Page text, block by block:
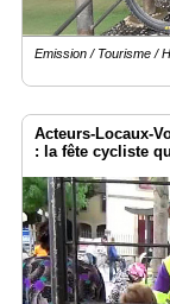
Emission / Tourisme /
Acteurs-Locaux-
: la fête cycliste